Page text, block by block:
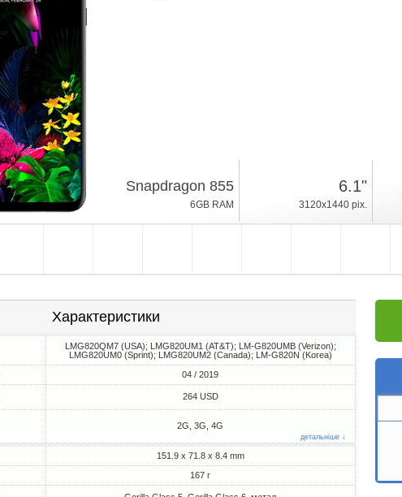
Snapdragon 855
6GB RAM
6.1"
3120x1440 pix.
Характеристики
LMG820QM7 (USA); LMG820UM1 (AT&T); LM-G820UMB (Verizon);
LMG820UM0 (Sprint); LMG820UM2 (Canada); LM-G820N (Korea)
04 / 2019
264 USD
2G, 3G, 4G
детальніше ↓
151.9 x 71.8 x 8.4 mm
167 г